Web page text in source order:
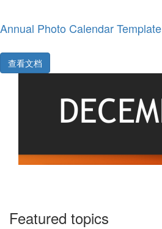
Annual Photo Calendar Template
查看文档
Featured topics